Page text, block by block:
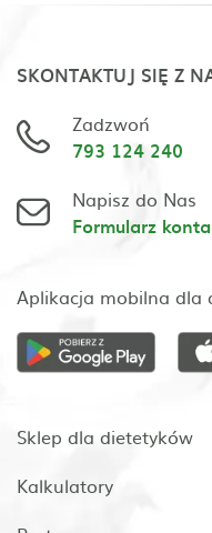
SKONTAKTUJ SIĘ Z
Zadzwoń
793 124 240
Napisz do Nas
Formularz
Aplikacja mobilna dla
Sklep dla dietetyków
Kalkulatory